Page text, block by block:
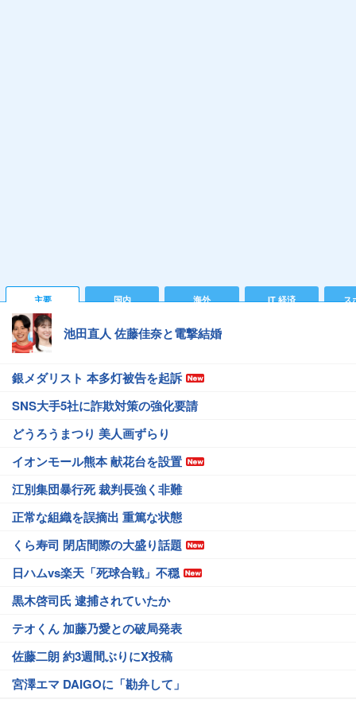
主要 国内 海外 IT 経済 ス
池田直人 佐藤佳奈と電撃結婚
銀メダリスト 本多灯被告を起訴
SNS大手5社に詐欺対策の強化要請
どうろうまつり 美人画ずらり
イオンモール熊本 献花台を設置
江別集団暴行死 裁判長強く非難
正常な組織を誤摘出 重篤な状態
くら寿司 閉店間際の大盛り話題
日ハムvs楽天「死球合戦」不穏
黒木啓司氏 逮捕されていたか
テオくん 加藤乃愛との破局発表
佐藤二朗 約3週間ぶりにX投稿
宮澤エマ DAIGOに「勘弁して」